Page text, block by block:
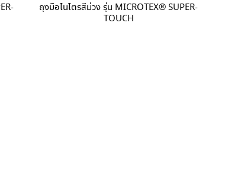
ถุงมือไนไตรสีม่วง รุ่น MICROTEX®️ SUPER-
TOUCH